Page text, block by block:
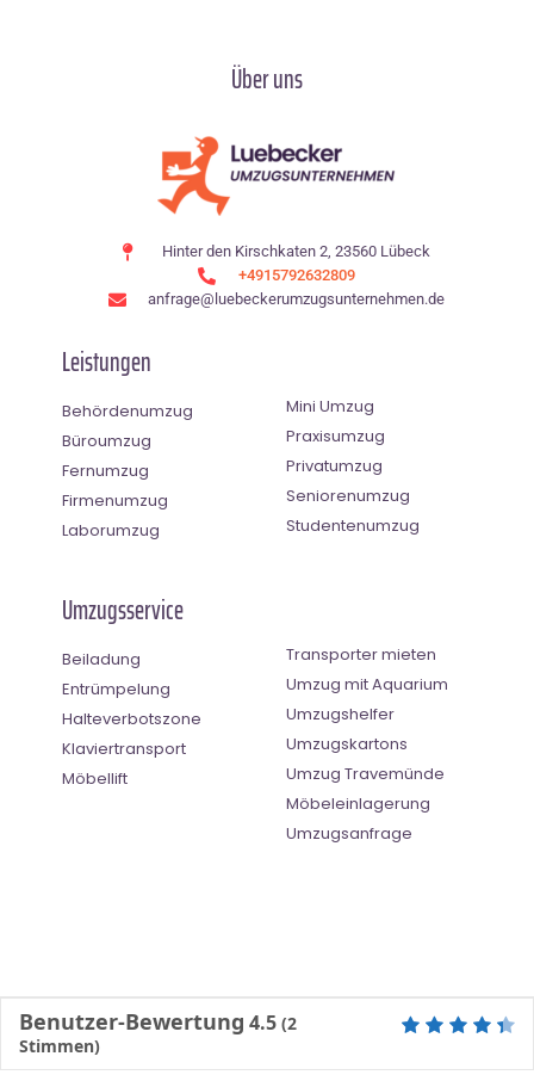
Über uns
Hinter den Kirschkaten 2, 23560 Lübeck
+4915792632809
anfrage@luebeckerumzugsunternehmen.de
Leistungen
Behördenumzug
Büroumzug
Fernumzug
Firmenumzug
Laborumzug
Mini Umzug
Praxisumzug
Privatumzug
Seniorenumzug
Studentenumzug
Umzugsservice
Beiladung
Entrümpelung
Halteverbotszone
Klaviertransport
Möbellift
Transporter mieten
Umzug mit Aquarium
Umzugshelfer
Umzugskartons
Umzug Travemünde
Möbeleinlagerung
Umzugsanfrage
Benutzer-Bewertung 4.5 (2
Stimmen)